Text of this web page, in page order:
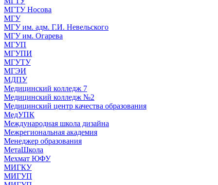
МГТУ Носова
МГУ
МГУ им. адм. Г.И. Невельского
МГУ им. Огарева
МГУП
МГУПИ
МГУТУ
МГЭИ
МДПУ
Медицинский колледж 7
Медицинский колледж №2
Медицинский центр качества образования
МедУПК
Международная школа дизайна
Межрегиональная академия
Менеджер образования
МетаШкола
Мехмат ЮФУ
МИГКУ
МИГУП